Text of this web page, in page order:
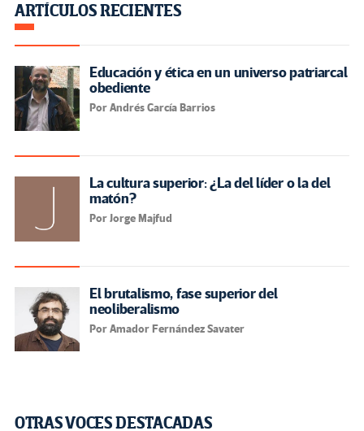
ARTÍCULOS RECIENTES
Educación y ética en un universo patriarcal
obediente
Por Andrés García Barrios
La cultura superior: ¿La del líder o la del
matón?
Por Jorge Majfud
El brutalismo, fase superior del
neoliberalismo
Por Amador Fernández Savater
OTRAS VOCES DESTACADAS